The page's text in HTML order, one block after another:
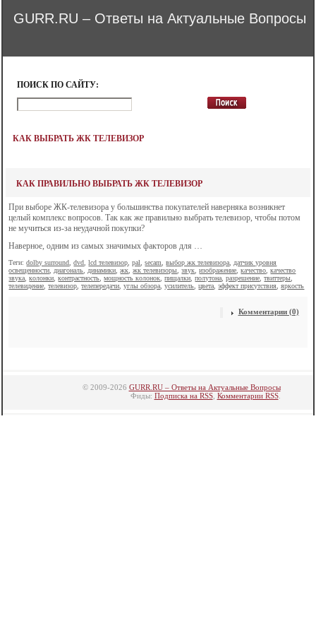
GURR.RU – Ответы на Актуальные Вопросы
ПОИСК ПО САЙТУ:
КАК ВЫБРАТЬ ЖК ТЕЛЕВИЗОР
КАК ПРАВИЛЬНО ВЫБРАТЬ ЖК ТЕЛЕВИЗОР
При выборе ЖК-телевизора у большинства покупателей наверняка возникнет
целый комплекс вопросов. Так как же правильно выбрать телевизор, чтобы потом
не мучиться из-за неудачной покупки?
Наверное, одним из самых значимых факторов для …
Теги:dolby surround ,dvd ,lcd телевизор ,pal ,secam ,выбор жк телевизора
датчик уровня
освещенности
диагональ динамики ,жк ,жк телевизоры ,звук ,изображение ,качество ,качество
звука ,колонки ,контрастность ,мощность колонок ,пищалки ,полутона ,разрешение ,твиттеры
телевидение ,телевизор ,телепередачи ,углы обзора ,усилитель ,цвета ,эффект присутствия ,яркость
Комментарии (0)
© 2009-2026 GURR.RU – Ответы на Актуальные Вопросы
Фиды: Подписка на RSS, Комментарии RSS.